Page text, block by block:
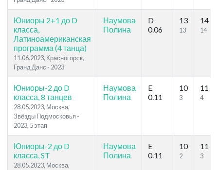
Юниоры 2+1 до D
класса,
Латиноамериканская
программа (4 танца)
11.06.2023, Красногорск,
Гранд Данс - 2023
Наумова
Полина
D
0.06
13
13
14
14
Юниоры-2 до D
класса, 8 танцев
28.05.2023, Москва,
Звёзды Подмосковья -
2023, 5 этап
Наумова
Полина
E
0.11
10
3
11
4
Юниоры-2 до D
класса, ST
28.05.2023, Москва,
Наумова
Полина
E
0.11
10
2
11
3